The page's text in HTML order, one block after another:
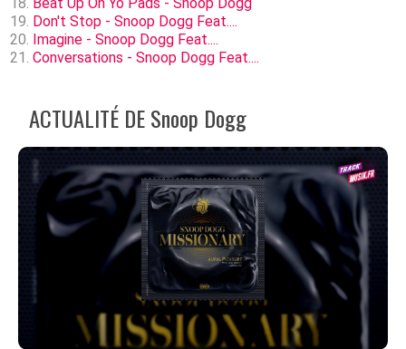
Don't Stop - Snoop Dogg Feat....
Imagine - Snoop Dogg Feat....
Conversations - Snoop Dogg Feat....
ACTUALITÉ DE Snoop Dogg